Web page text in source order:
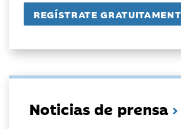
Noticias de prensa